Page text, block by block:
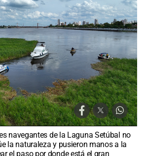
navegantes de la Laguna Setúbal no
la naturaleza y pusieron manos a la
el paso por donde está el gran